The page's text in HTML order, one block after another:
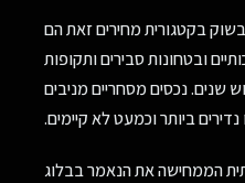
בקטגורית מחירים זאת הם
ובטחונות סבירים ותקופות
שנים. נכסים מסחריים מניבים
נדירים ביותר וכמעט לא קיימים.
הממחישה את הנאמר בבלוג